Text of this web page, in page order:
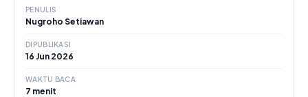
PENULIS
Nugroho Setiawan
DIPUBLIKASI
16 Jun 2026
WAKTU BACA
7 menit